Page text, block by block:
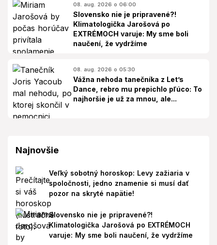
08. aug. 2026 o 06:00
Slovensko nie je pripravené?!
Klimatologička Jarošová po
EXTRÉMOCH varuje: My sme boli
naučení, že vydržíme
08. aug. 2026 o 05:30
Vážna nehoda tanečníka z Let’s
Dance, rebro mu prepichlo pľúco: To
najhoršie je už za mnou, ale...
Najnovšie
Veľký sobotný horoskop: Levy zažiaria v
spoločnosti, jedno znamenie si musí dať
pozor na skryté napätie!
Slovensko nie je pripravené?!
Klimatologička Jarošová po EXTRÉMOCH
varuje: My sme boli naučení, že vydržíme